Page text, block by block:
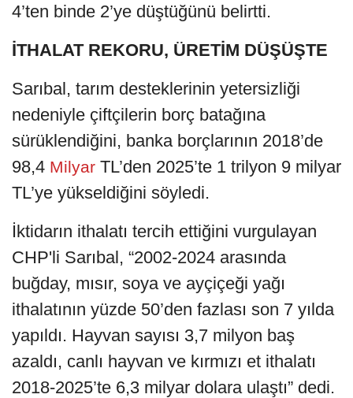
4’ten binde 2’ye düştüğünü belirtti.
İTHALAT REKORU, ÜRETİM DÜŞÜŞTE
Sarıbal, tarım desteklerinin yetersizliği
nedeniyle çiftçilerin borç batağına
sürüklendiğini, banka borçlarının 2018’de
98,4 Milyar TL’den 2025’te 1 trilyon 9 milyar
TL’ye yükseldiğini söyledi.
İktidarın ithalatı tercih ettiğini vurgulayan
CHP'li Sarıbal, “2002-2024 arasında
buğday, mısır, soya ve ayçiçeği yağı
ithalatının yüzde 50’den fazlası son 7 yılda
yapıldı. Hayvan sayısı 3,7 milyon baş
azaldı, canlı hayvan ve kırmızı et ithalatı
2018-2025’te 6,3 milyar dolara ulaştı” dedi.